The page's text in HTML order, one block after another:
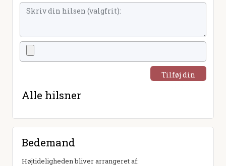
Tilføj din
Alle hilsner
Bedemand
Højtideligheden bliver arrangeret af: